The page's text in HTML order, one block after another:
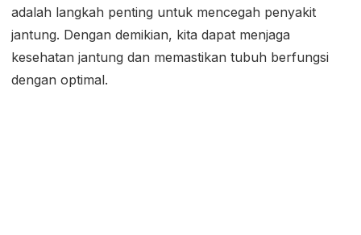
adalah langkah penting untuk mencegah penyakit
jantung. Dengan demikian, kita dapat menjaga
kesehatan jantung dan memastikan tubuh berfungsi
dengan optimal.